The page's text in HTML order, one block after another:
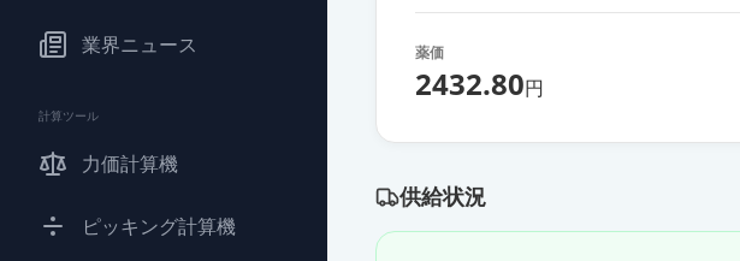
業界ニュース
計算ツール
力価計算機
ピッキング計算機
薬価
2432.80円
供給状況